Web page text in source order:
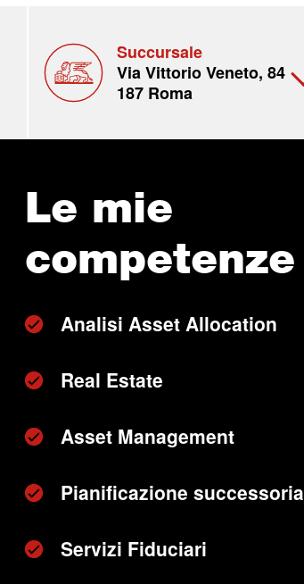
Succursale
Via Vittorio Veneto, 84
187 Roma
Le mie
competenze
Analisi Asset Allocation
Real Estate
Asset Management
Pianificazione successoria
Servizi Fiduciari